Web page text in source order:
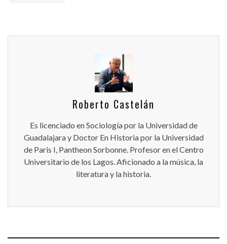
Roberto Castelán
Es licenciado en Sociología por la Universidad de
Guadalajara y Doctor En Historia por la Universidad
de Paris I, Pantheon Sorbonne. Profesor en el Centro
Universitario de los Lagos. Aficionado a la música, la
literatura y la historia.